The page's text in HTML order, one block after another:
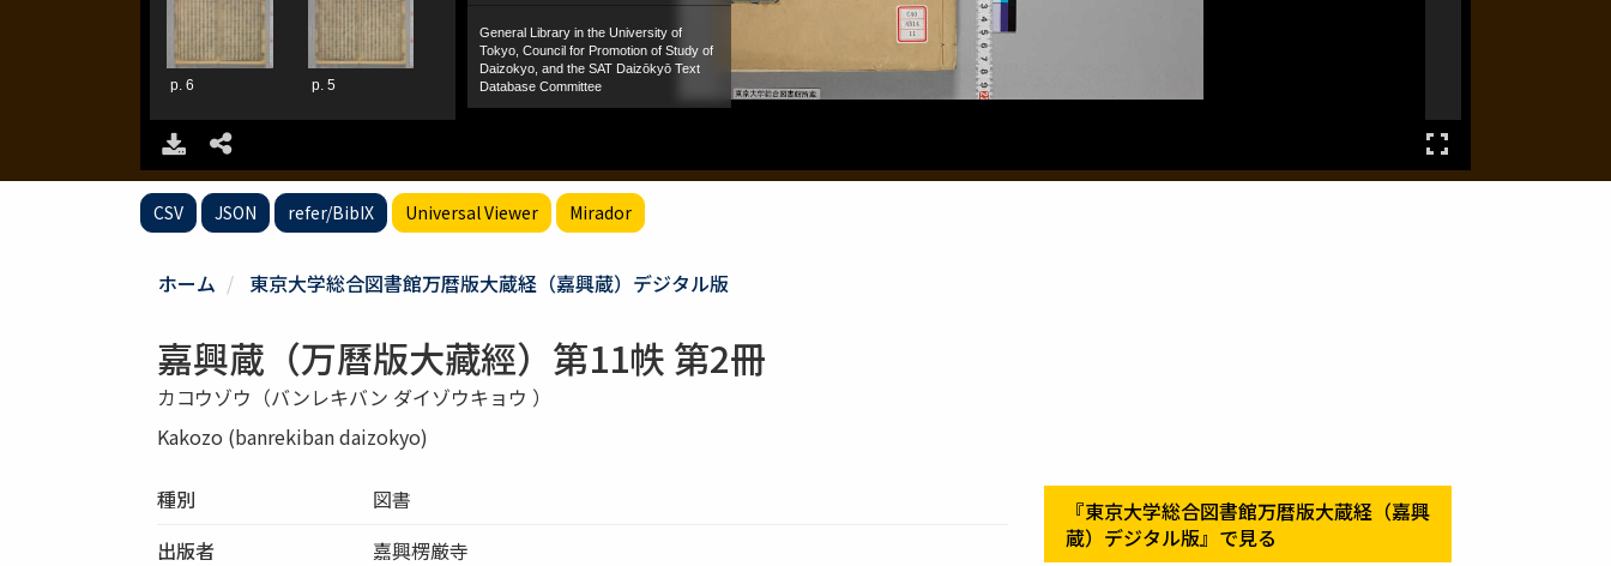
CSV JSON refer/BibIX Universal Viewer Mirador
ホーム 東京大学総合図書館万暦版大蔵経（嘉興蔵）デジタル版
嘉興蔵（万曆版大藏經）第11帙 第2冊
カコウゾウ（バンレキバン ダイゾウキョウ ）
Kakozo (banrekiban daizokyo)
種別
図書
出版者
嘉興楞厳寺
『東京大学総合図書館万暦版大蔵経（嘉興
蔵）デジタル版』で見る